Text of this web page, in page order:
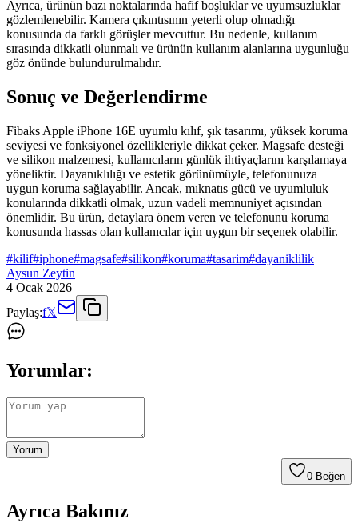
Ayrıca, ürünün bazı noktalarında hafif boşluklar ve uyumsuzluklar
gözlemlenebilir. Kamera çıkıntısının yeterli olup olmadığı
konusunda da farklı görüşler mevcuttur. Bu nedenle, kullanım
sırasında dikkatli olunmalı ve ürünün kullanım alanlarına uygunluğu
göz önünde bulundurulmalıdır.
Sonuç ve Değerlendirme
Fibaks Apple iPhone 16E uyumlu kılıf, şık tasarımı, yüksek koruma
seviyesi ve fonksiyonel özellikleriyle dikkat çeker. Magsafe desteği
ve silikon malzemesi, kullanıcıların günlük ihtiyaçlarını karşılamaya
yöneliktir. Dayanıklılığı ve estetik görünümüyle, telefonunuza
uygun koruma sağlayabilir. Ancak, mıknatıs gücü ve uyumluluk
konularında dikkatli olmak, uzun vadeli memnuniyet açısından
önemlidir. Bu ürün, detaylara önem veren ve telefonunu koruma
konusunda hassas olan kullanıcılar için uygun bir seçenek olabilir.
#kilif#iphone#magsafe#silikon#koruma#tasarim#dayaniklilik
Aysun Zeytin
4 Ocak 2026
Paylaş:f𝕏
Yorumlar:
Yorum
0 Beğen
Ayrıca Bakınız